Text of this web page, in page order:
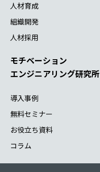
人材育成
組織開発
人材採用
モチベーション
エンジニアリング研究所
導入事例
無料セミナー
お役立ち資料
コラム